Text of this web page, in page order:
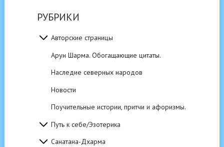
РУБРИКИ
Авторские страницы
Арун Шарма. Обогащающие цитаты.
Наследие северных народов
Новости
Поучительные истории, притчи и афоризмы.
Путь к себе/Эзотерика
Санатана-Дхарма